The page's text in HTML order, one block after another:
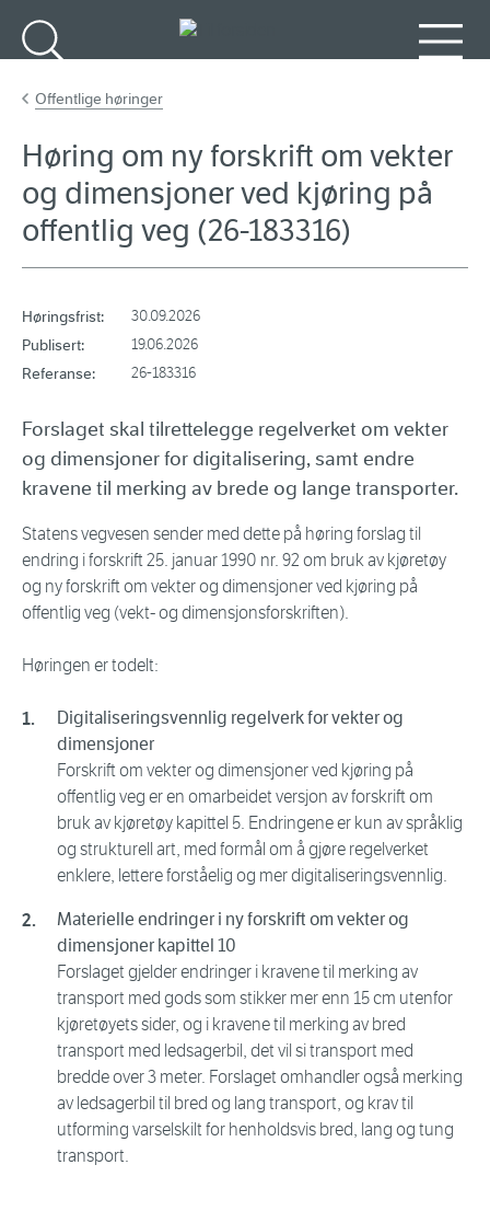
Offentlige høringer
Høring om ny forskrift om vekter
og dimensjoner ved kjøring på
offentlig veg (26-183316)
Høringsfrist: 30.09.2026
Publisert: 19.06.2026
Referanse: 26-183316
Forslaget skal tilrettelegge regelverket om vekter
og dimensjoner for digitalisering, samt endre
kravene til merking av brede og lange transporter.
Statens vegvesen sender med dette på høring forslag til
endring i forskrift 25. januar 1990 nr. 92 om bruk av kjøretøy
og ny forskrift om vekter og dimensjoner ved kjøring på
offentlig veg (vekt- og dimensjonsforskriften).
Høringen er todelt:
Digitaliseringsvennlig regelverk for vekter og
dimensjoner
Forskrift om vekter og dimensjoner ved kjøring på
offentlig veg er en omarbeidet versjon av forskrift om
bruk av kjøretøy kapittel 5. Endringene er kun av språklig
og strukturell art, med formål om å gjøre regelverket
enklere, lettere forståelig og mer digitaliseringsvennlig.
Materielle endringer i ny forskrift om vekter og
dimensjoner kapittel 10
Forslaget gjelder endringer i kravene til merking av
transport med gods som stikker mer enn 15 cm utenfor
kjøretøyets sider, og i kravene til merking av bred
transport med ledsagerbil, det vil si transport med
bredde over 3 meter. Forslaget omhandler også merking
av ledsagerbil til bred og lang transport, og krav til
utforming varselskilt for henholdsvis bred, lang og tung
transport.